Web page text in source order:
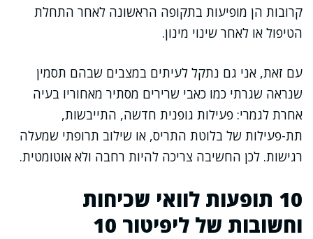
קרובות הן מופיעות בתקופה הראשונה לאחר התחלת
הטיפול או לאחר שינוי מינון.
עם זאת, אני גם נתקל לעיתים במצבים שבהם תסמין
שנראה שגרתי כמו כאבי שרירים מסתיר מאחוריו בעיה
אחרת לגמרי: פעילות גופנית חדשה, התייבשות,
תת-פעילות של בלוטת התריס, או שילוב תרופתי שמעלה
רגישות. לכן החשיבה צריכה להיות רחבה ולא אוטומטית.
10 תופעות לוואי שכיחות
וחשובות של ליפיטור 10